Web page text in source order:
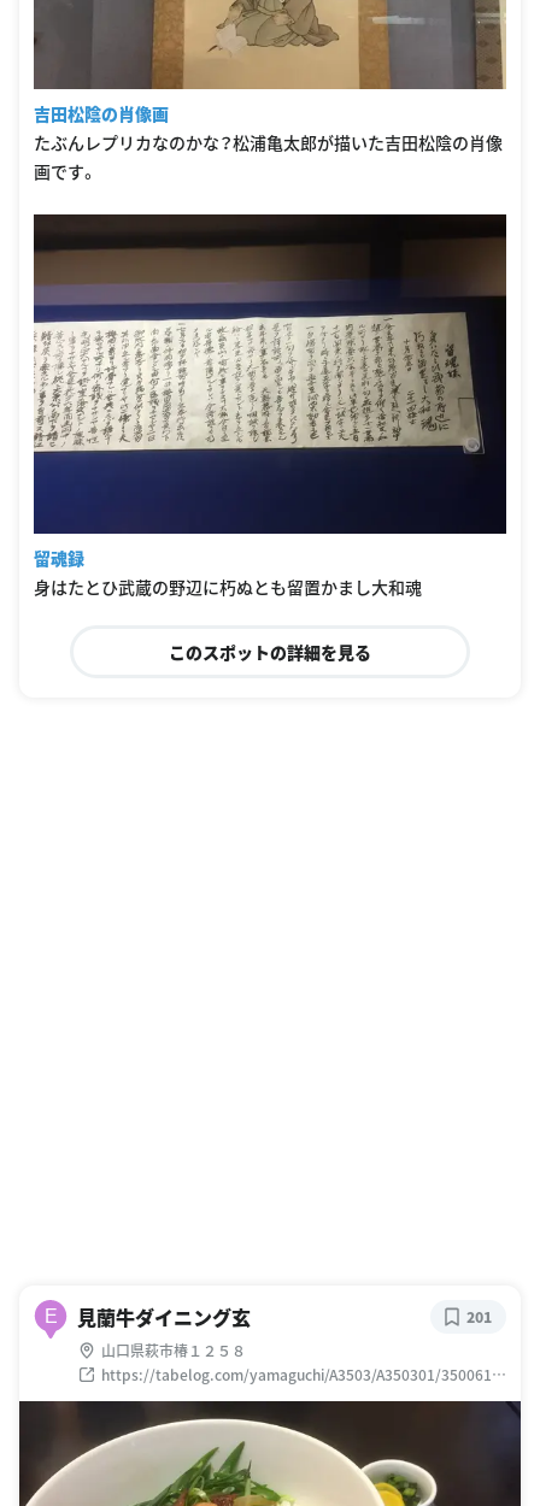
吉田松陰の肖像画
たぶんレプリカなのかな？松浦亀太郎が描いた吉田松陰の肖像
画です。
留魂録
身はたとひ武蔵の野辺に朽ぬとも留置かまし大和魂
このスポットの詳細を見る
E 見蘭牛ダイニング玄
山口県萩市椿１２５８
https://tabelog.com/yamaguchi/A3503/A350301/3500616
7/
201